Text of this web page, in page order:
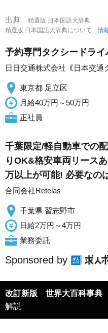
出典
精選版 日本国語大辞典
精選版 日本国語大辞典について情
予約専門タクシードラ
日日交通株式会社｟日本交通
東京都 足立区
月給40万円～50万円
正社員
千葉限定/軽自動車での
りOK&格安車両リース
万以上が可能! 必要なの
合同会社Retelas
千葉県 習志野市
日給2万円～4万円
業務委託
Sponsored by
改訂新版 世界大百科事典
解説